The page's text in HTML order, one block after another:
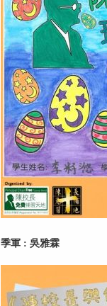
季軍 : 吳雅霖